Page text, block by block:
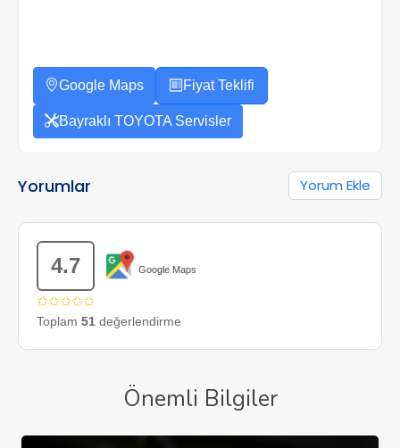
Google Maps Fiyat Teklifi
Bayraklı TOYOTA Servisler
Yorumlar Yorum Ekle
4.7 Google Maps
✩✩✩✩✩
Toplam 51 değerlendirme
Önemli Bilgiler